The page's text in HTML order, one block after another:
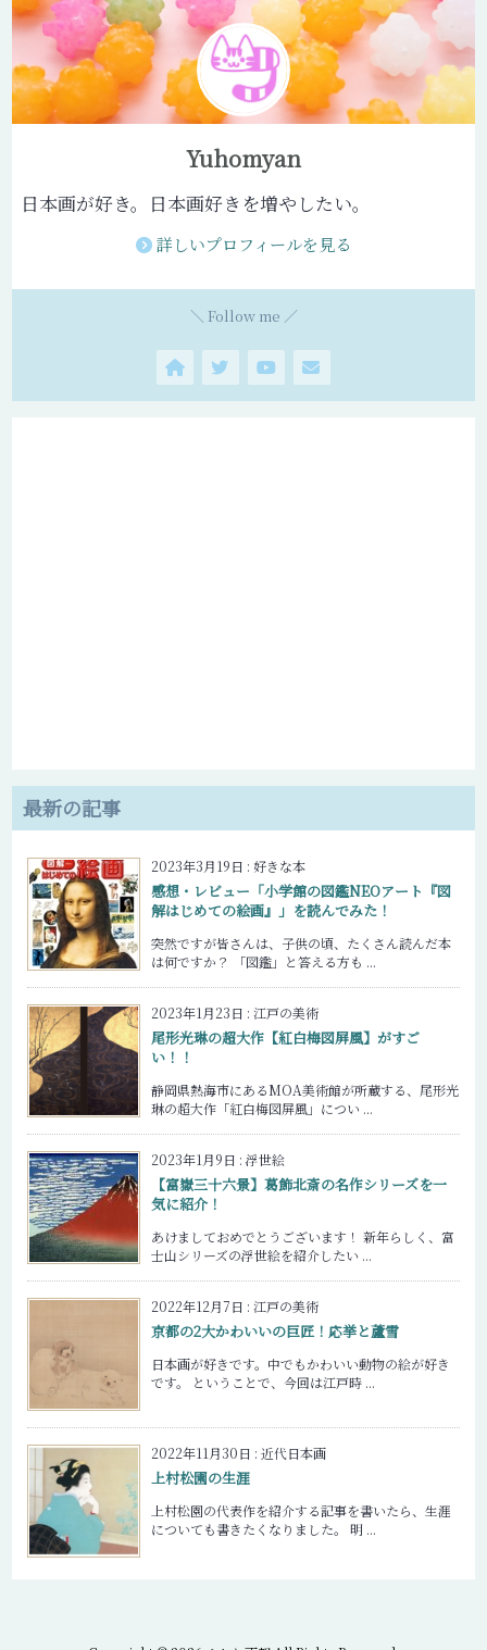
Yuhomyan
日本画が好き。日本画好きを増やしたい。
詳しいプロフィールを見る
＼ Follow me ／
最新の記事
2023年3月19日 : 好きな本
感想・レビュー「小学館の図鑑NEOアート『図
解はじめての絵画』」を読んでみた！
突然ですが皆さんは、子供の頃、たくさん読んだ本
は何ですか？ 「図鑑」と答える方も ...
2023年1月23日 : 江戸の美術
尾形光琳の超大作【紅白梅図屏風】がすご
い！！
静岡県熱海市にあるMOA美術館が所蔵する、尾形光
琳の超大作「紅白梅図屏風」につい ...
2023年1月9日 : 浮世絵
【富嶽三十六景】葛飾北斎の名作シリーズを一
気に紹介！
あけましておめでとうございます！ 新年らしく、富
士山シリーズの浮世絵を紹介したい ...
2022年12月7日 : 江戸の美術
京都の2大かわいいの巨匠！応挙と蘆雪
日本画が好きです。中でもかわいい動物の絵が好き
です。 ということで、今回は江戸時 ...
2022年11月30日 : 近代日本画
上村松園の生涯
上村松園の代表作を紹介する記事を書いたら、生涯
についても書きたくなりました。 明 ...